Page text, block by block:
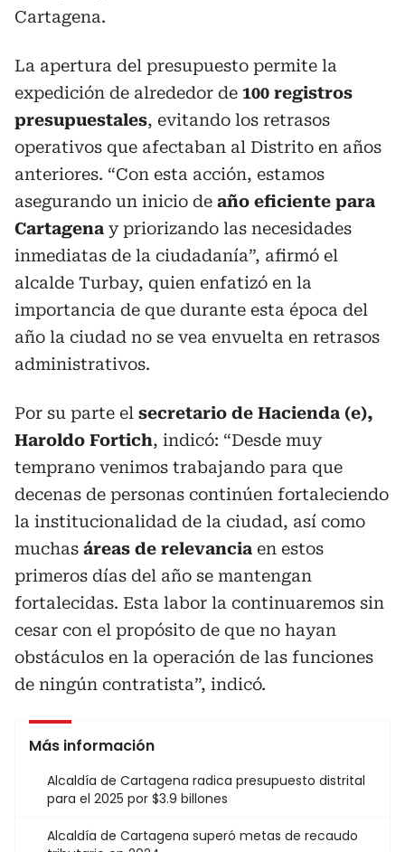
Cartagena.
La apertura del presupuesto permite la
expedición de alrededor de 100 registros
presupuestales, evitando los retrasos
operativos que afectaban al Distrito en años
anteriores. “Con esta acción, estamos
asegurando un inicio de año eficiente para
Cartagena y priorizando las necesidades
inmediatas de la ciudadanía”, afirmó el
alcalde Turbay, quien enfatizó en la
importancia de que durante esta época del
año la ciudad no se vea envuelta en retrasos
administrativos.
Por su parte el secretario de Hacienda (e),
Haroldo Fortich, indicó: “Desde muy
temprano venimos trabajando para que
decenas de personas continúen fortaleciendo
la institucionalidad de la ciudad, así como
muchas áreas de relevancia en estos
primeros días del año se mantengan
fortalecidas. Esta labor la continuaremos sin
cesar con el propósito de que no hayan
obstáculos en la operación de las funciones
de ningún contratista”, indicó.
Más información
Alcaldía de Cartagena radica presupuesto distrital
para el 2025 por $3.9 billones
Alcaldía de Cartagena superó metas de recaudo